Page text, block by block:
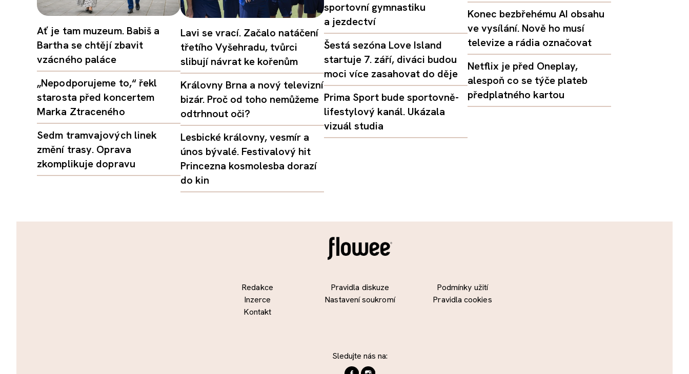
Ať je tam muzeum. Babiš a
Bartha se chtějí zbavit
vzácného paláce
„Nepodporujeme to,“ řekl
starosta před koncertem
Marka Ztraceného
Sedm tramvajových linek
změní trasy. Oprava
zkomplikuje dopravu
Lavi se vrací. Začalo natáčení
třetího Vyšehradu, tvůrci
slibují návrat ke kořenům
Královny Brna a nový televizní
bizár. Proč od toho nemůžeme
odtrhnout oči?
Lesbické královny, vesmír a
únos bývalé. Festivalový hit
Princezna kosmolesba dorazí
do kin
sportovní gymnastiku
a jezdectví
Šestá sezóna Love Island
startuje 7. září, diváci budou
moci více zasahovat do děje
Prima Sport bude sportovně-
lifestylový kanál. Ukázala
vizuál studia
Konec bezbřehému AI obsahu
ve vysílání. Nově ho musí
televize a rádia označovat
Netflix je před Oneplay,
alespoň co se týče plateb
předplatného kartou
Redakce
Inzerce
Kontakt
Pravidla diskuze
Nastavení soukromí
Podmínky užití
Pravidla cookies
Sledujte nás na: